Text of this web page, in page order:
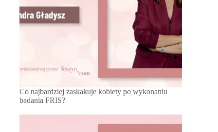
Co najbardziej zaskakuje kobiety po wykonaniu
badania FRIS?